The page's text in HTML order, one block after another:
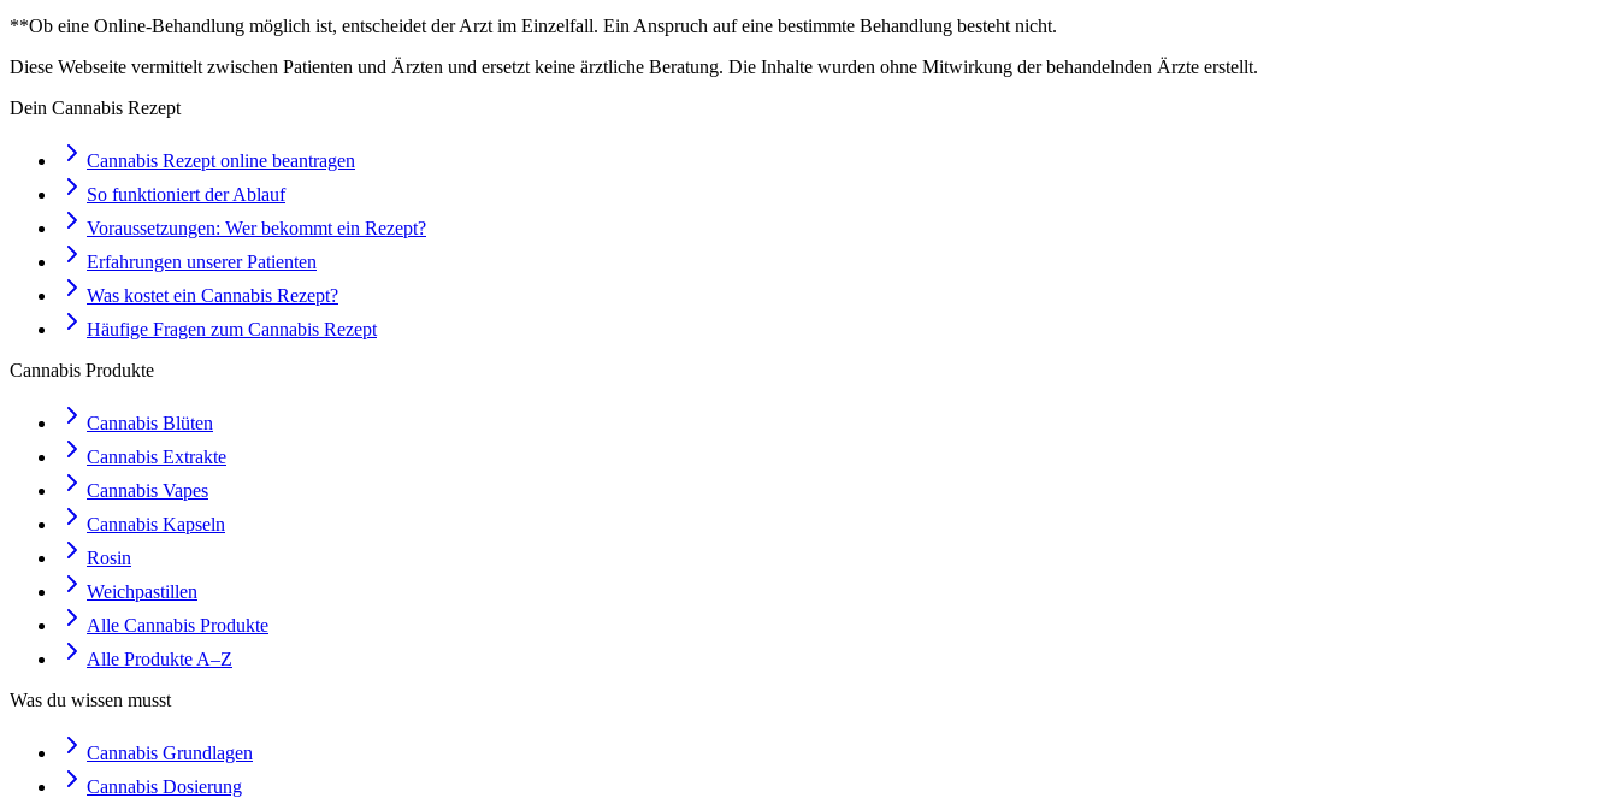
**Ob eine Online-Behandlung möglich ist, entscheidet der Arzt im Einzelfall. Ein Anspruch auf eine bestimmte Behandlung besteht nicht.
Diese Webseite vermittelt zwischen Patienten und Ärzten und ersetzt keine ärztliche Beratung. Die Inhalte wurden ohne Mitwirkung der behandelnden Ärzte erstellt.
Dein Cannabis Rezept
Cannabis Rezept online beantragen
So funktioniert der Ablauf
Voraussetzungen: Wer bekommt ein Rezept?
Erfahrungen unserer Patienten
Was kostet ein Cannabis Rezept?
Häufige Fragen zum Cannabis Rezept
Cannabis Produkte
Cannabis Blüten
Cannabis Extrakte
Cannabis Vapes
Cannabis Kapseln
Rosin
Weichpastillen
Alle Cannabis Produkte
Alle Produkte A–Z
Was du wissen musst
Cannabis Grundlagen
Cannabis Dosierung